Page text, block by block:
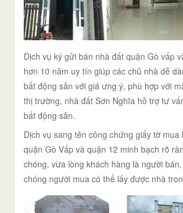
Dịch vụ ký gửi bán nhà đất quận Gò vấp
hơn 10 năm uy tín giúp các chủ nhà dễ
bất động sản với giá ưng ý, phù hợp với
thị trường, nhà đất Sơn Nghĩa hỗ trợ tư
bất động sản.
Dịch vụ sang tên công chứng giấy tờ mua
quận Gò Vấp và quận 12 minh bạch rõ
chóng, vừa lòng khách hàng là người
chóng người mua có thể lấy được nhà